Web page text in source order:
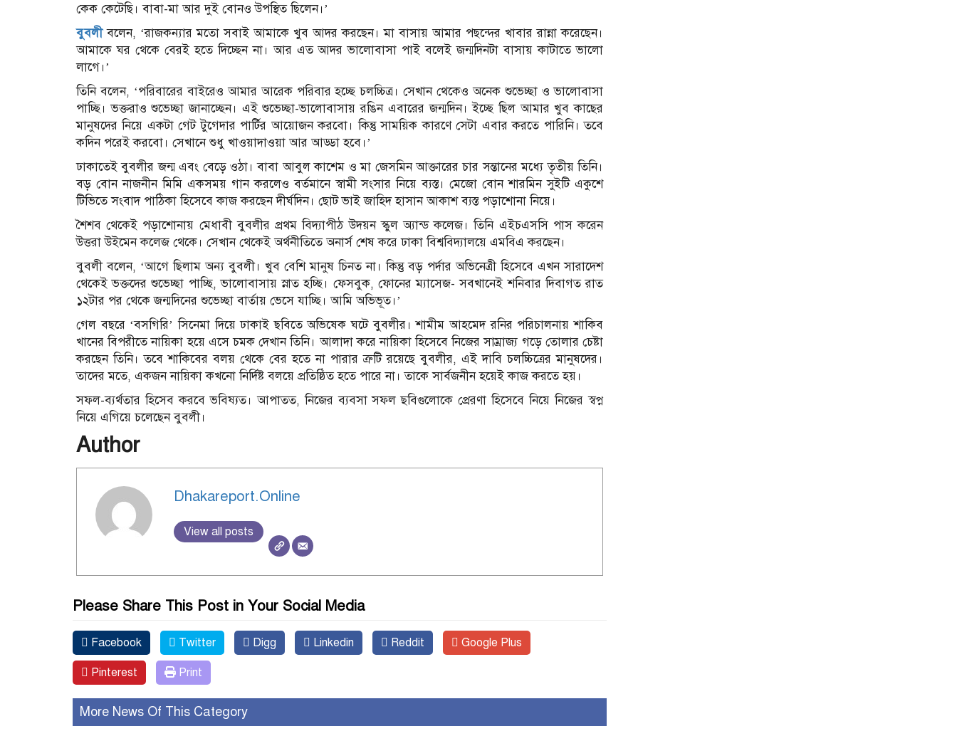
কেক কেটেছি। বাবা-মা আর দুই বোনও উপস্থিত ছিলেন।’
বুবলীবলেন, ‘রাজকন্যার মতো সবাই আমাকে খুব আদর করছেন। মা বাসায় আমার পছন্দের খাবার রান্না করেছেন।
আমাকে ঘর থেকে বেরই হতে দিচ্ছেন না। আর এত আদর ভালোবাসা পাই বলেই জন্মদিনটা বাসায় কাটাতে ভালো
লাগে।’
তিনি বলেন, ‘পরিবারের বাইরেও আমার আরেক পরিবার হচ্ছে চলচ্চিত্র। সেখান থেকেও অনেক শুভেচ্ছা ও ভালোবাসা
পাচ্ছি। ভক্তরাও শুভেচ্ছা জানাচ্ছেন। এই শুভেচ্ছা-ভালোবাসায় রঙিন এবারের জন্মদিন। ইচ্ছে ছিল আমার খুব কাছের
মানুষদের নিয়ে একটা গেট টুগেদার পার্টির আয়োজন করবো। কিন্তু সাময়িক কারণে সেটা এবার করতে পারিনি। তবে
কদিন পরেই করবো। সেখানে শুধু খাওয়াদাওয়া আর আড্ডা হবে।’
ঢাকাতেই বুবলীর জন্ম এবং বেড়ে ওঠা। বাবা আবুল কাশেম ও মা জেসমিন আক্তারের চার সন্তানের মধ্যে তৃতীয় তিনি।
বড় বোন নাজনীন মিমি একসময় গান করলেও বর্তমানে স্বামী সংসার নিয়ে ব্যস্ত। মেজো বোন শারমিন সুইটি একুশে
টিভিতে সংবাদ পাঠিকা হিসেবে কাজ করছেন দীর্ঘদিন। ছোট ভাই জাহিদ হাসান আকাশ ব্যস্ত পড়াশোনা নিয়ে।
শৈশব থেকেই পড়াশোনায় মেধাবী বুবলীর প্রথম বিদ্যাপীঠ উদয়ন স্কুল অ্যান্ড কলেজ। তিনি এইচএসসি পাস করেন
উত্তরা উইমেন কলেজ থেকে। সেখান থেকেই অর্থনীতিতে অনার্স শেষ করে ঢাকা বিশ্ববিদ্যালয়ে এমবিএ করছেন।
বুবলী বলেন, ‘আগে ছিলাম অন্য বুবলী। খুব বেশি মানুষ চিনত না। কিন্তু বড় পর্দার অভিনেত্রী হিসেবে এখন সারাদেশ
থেকেই ভক্তদের শুভেচ্ছা পাচ্ছি, ভালোবাসায় স্নাত হচ্ছি। ফেসবুক, ফোনের ম্যাসেজ- সবখানেই শনিবার দিবাগত রাত
১২টার পর থেকে জন্মদিনের শুভেচ্ছা বার্তায় ভেসে যাচ্ছি। আমি অভিভূত।’
গেল বছরে ‘বসগিরি’ সিনেমা দিয়ে ঢাকাই ছবিতে অভিষেক ঘটে বুবলীর। শামীম আহমেদ রনির পরিচালনায় শাকিব
খানের বিপরীতে নায়িকা হয়ে এসে চমক দেখান তিনি। আলাদা করে নায়িকা হিসেবে নিজের সাম্রাজ্য গড়ে তোলার চেষ্টা
করছেন তিনি। তবে শাকিবের বলয় থেকে বের হতে না পারার ত্রুটি রয়েছে বুবলীর, এই দাবি চলচ্চিত্রের মানুষদের।
তাদের মতে, একজন নায়িকা কখনো নির্দিষ্ট বলয়ে প্রতিষ্ঠিত হতে পারে না। তাকে সার্বজনীন হয়েই কাজ করতে হয়।
সফল-ব্যর্থতার হিসেব করবে ভবিষ্যত। আপাতত, নিজের ব্যবসা সফল ছবিগুলোকে প্রেরণা হিসেবে নিয়ে নিজের স্বপ্ন
নিয়ে এগিয়ে চলেছেন বুবলী।
Author
Dhakareport.Online
View all posts
Please Share This Post in Your Social Media
Facebook Twitter Digg Linkedin Reddit Google Plus
Pinterest Print
More News Of This Category